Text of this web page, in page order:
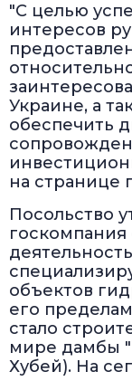
"С целью
интересов
Украине, а
обеспечить
на странице
Посольство
объектов
его
стало
мире дамбы
Хубей). На